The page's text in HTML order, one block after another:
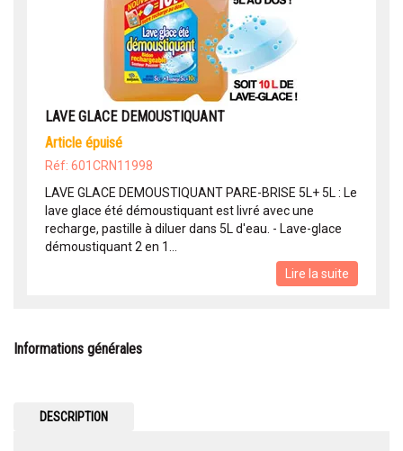
LAVE GLACE DEMOUSTIQUANT
article épuisé
Réf: 601CRN11998
LAVE GLACE DEMOUSTIQUANT PARE-BRISE 5L+ 5L : Le
lave glace été démoustiquant est livré avec une
recharge, pastille à diluer dans 5L d'eau. - Lave-glace
démoustiquant 2 en 1...
Lire la suite
Informations générales
DESCRIPTION